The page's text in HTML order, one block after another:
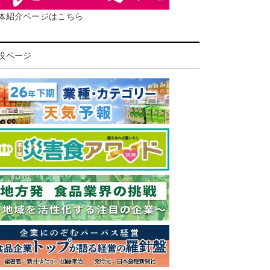
紹介ページはこちら
ページ